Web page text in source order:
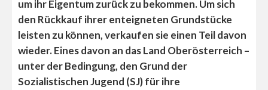
um ihr Eigentum zurück zu bekommen. Um sich
den Rückkauf ihrer enteigneten Grundstücke
leisten zu können, verkaufen sie einen Teil davon
wieder. Eines davon an das Land Oberösterreich –
unter der Bedingung, den Grund der
Sozialistischen Jugend (SJ) für ihre